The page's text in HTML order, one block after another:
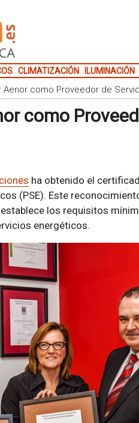
CLIMATIZACIÓN ILUMINACIÓN
como Proveedor de
como
ha obtenido el
(PSE). Este
los requisitos
energéticos.